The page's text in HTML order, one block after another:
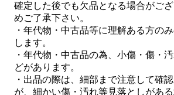
確定した後でも欠品となる場合がご
めご了承下さい。
・年代物・中古品等に理解ある方の
します。
・年代物・中古品の為、小傷・傷・
どがあります。
・出品の際は、細部まで注意して確
が、細かい傷・汚れ等見落としがあ